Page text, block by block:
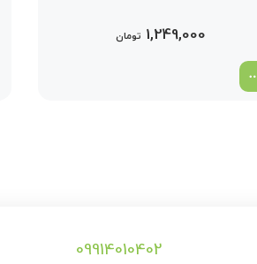
1,249,000 تومان
09914010402